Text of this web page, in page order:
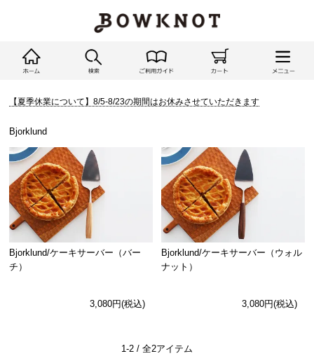
【夏季休業について】8/5-8/23の期間はお休みさせていただきます
Bjorklund
Bjorklund/ケーキサーバー（バー
チ）
3,080円(税込)
Bjorklund/ケーキサーバー（ウォル
ナット）
3,080円(税込)
1-2 / 全2アイテム